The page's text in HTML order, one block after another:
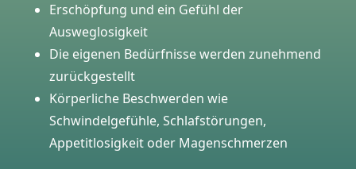
Erschöpfung und ein Gefühl der
Ausweglosigkeit
Die eigenen Bedürfnisse werden zunehmend
zurückgestellt
Körperliche Beschwerden wie
Schwindelgefühle, Schlafstörungen,
Appetitlosigkeit oder Magenschmerzen